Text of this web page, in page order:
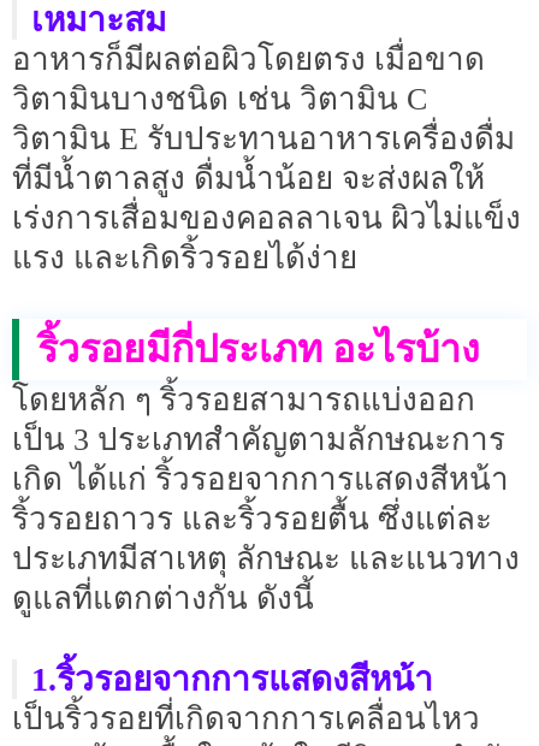
เหมาะสม
อาหารก็มีผลต่อผิวโดยตรง เมื่อขาด
วิตามินบางชนิด เช่น วิตามิน C
วิตามิน E รับประทานอาหารเครื่องดื่ม
ที่มีน้ำตาลสูง ดื่มน้ำน้อย จะส่งผลให้
เร่งการเสื่อมของคอลลาเจน ผิวไม่แข็ง
แรง และเกิดริ้วรอยได้ง่าย
ริ้วรอยมีกี่ประเภท อะไรบ้าง
โดยหลัก ๆ ริ้วรอยสามารถแบ่งออก
เป็น 3 ประเภทสำคัญตามลักษณะการ
เกิด ได้แก่ ริ้วรอยจากการแสดงสีหน้า
ริ้วรอยถาวร และริ้วรอยตื้น ซึ่งแต่ละ
ประเภทมีสาเหตุ ลักษณะ และแนวทาง
ดูแลที่แตกต่างกัน ดังนี้
1.ริ้วรอยจากการแสดงสีหน้า
เป็นริ้วรอยที่เกิดจากการเคลื่อนไหว